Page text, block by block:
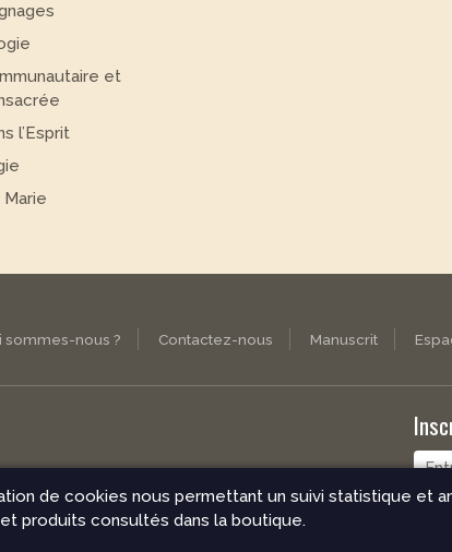
et
l’Esprit
sommes-nous ? Contactez-nous Manuscrit
de cookies nous permettant un suivi statistique et
produits consultés dans la boutique.